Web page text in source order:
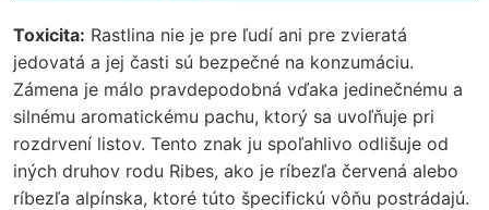
Toxicita: Rastlina nie je pre ľudí ani pre zvieratá
jedovatá a jej časti sú bezpečné na konzumáciu.
Zámena je málo pravdepodobná vďaka jedinečnému a
silnému aromatickému pachu, ktorý sa uvoľňuje pri
rozdrvení listov. Tento znak ju spoľahlivo odlišuje od
iných druhov rodu Ribes, ako je ríbezľa červená alebo
ríbezľa alpínska, ktoré túto špecifickú vôňu postrádajú.